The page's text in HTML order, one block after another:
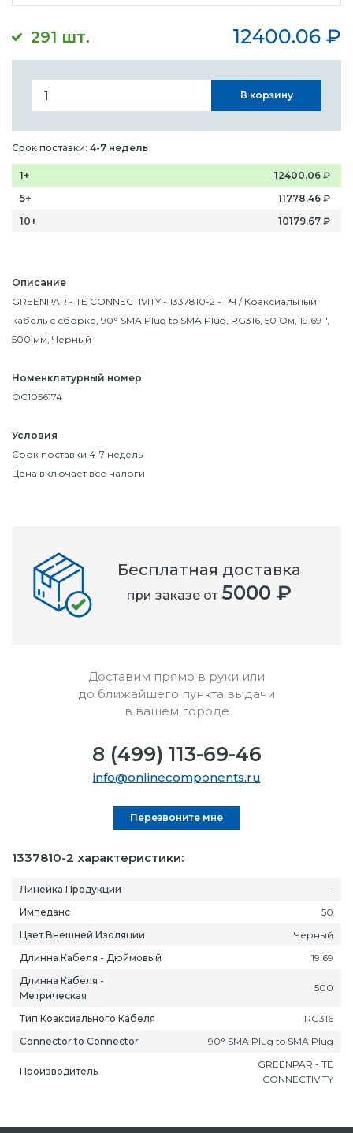
291 шт. 12400.06 ₽
Описание
GREENPAR - TE CONNECTIVITY - 1337810-2 - РЧ / Коаксиальный
кабель с сборке, 90° SMA Plug to SMA Plug, RG316, 50 Ом, 19.69 ",
500 мм, Черный
Номенклатурный номер
OC1056174
Условия
Срок поставки 4-7 недель
Цена включает все налоги
В корзину
Срок поставки: 4-7 недель
1+ 12400.06 ₽
5+
11778.46 ₽
10+
10179.67 ₽
1337810-2 характеристики:
Линейка Продукции
-
Импеданс
50
Цвет Внешней Изоляции
Черный
Длинна Кабеля - Дюймовый
19.69
Длинна Кабеля -
Метрическая
500
Тип Коаксиального Кабеля
RG316
Connector to Connector
90° SMA Plug to SMA Plug
Производитель
GREENPAR - TE
CONNECTIVITY
Бесплатная доставка
при заказе от 5000 ₽
Доставим прямо в руки или
до ближайшего пункта выдачи
в вашем городе
8 (499) 113-69-46
info@onlinecomponents.ru
Перезвоните мне